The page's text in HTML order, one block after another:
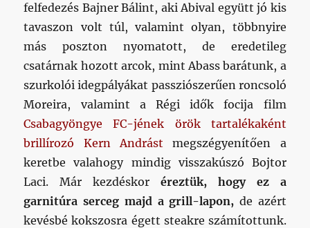
felfedezés Bajner Bálint, aki Abival együtt jó kis
tavaszon volt túl, valamint olyan, többnyire
más poszton nyomatott, de eredetileg
csatárnak hozott arcok, mint Abass barátunk, a
szurkolói idegpályákat passziószerűen roncsoló
Moreira, valamint a Régi idők focija film
Csabagyöngye FC-jének örök tartalékaként
brillírozó Kern Andrást megszégyenítően a
keretbe valahogy mindig visszakúszó Bojtor
Laci. Már kezdéskor éreztük, hogy ez a
garnitúra serceg majd a grill-lapon, de azért
kevésbé kokszosra égett steakre számítottunk.